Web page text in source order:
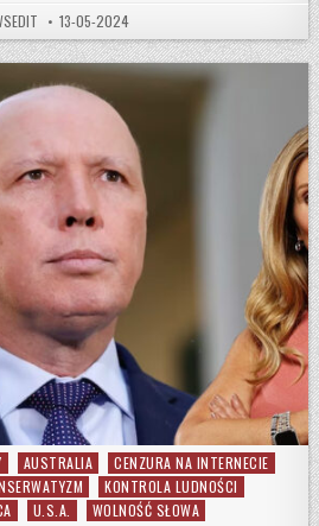
PUBLISHED DATE:
13-05-2024
AUSTRALIA
CENZURA NA INTERNECIE
KONTROLA LUDNOŚCI
U.S.A. WOLNOŚĆ SŁOWA